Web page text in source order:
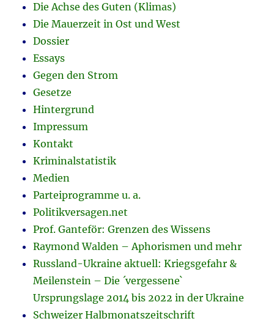
Die Achse des Guten (Klimas)
Die Mauerzeit in Ost und West
Dossier
Essays
Gegen den Strom
Gesetze
Hintergrund
Impressum
Kontakt
Kriminalstatistik
Medien
Parteiprogramme u. a.
Politikversagen.net
Prof. Ganteför: Grenzen des Wissens
Raymond Walden – Aphorismen und mehr
Russland-Ukraine aktuell: Kriegsgefahr &
Meilenstein – Die ´vergessene`
Ursprungslage 2014 bis 2022 in der Ukraine
Schweizer Halbmonatszeitschrift